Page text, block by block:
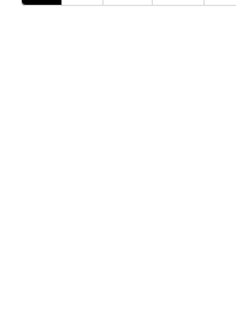
定
定
定